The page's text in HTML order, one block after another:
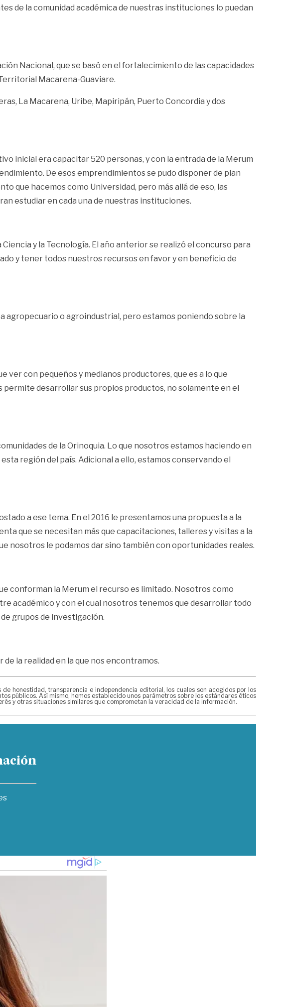
de la comunidad académica de nuestras instituciones lo puedan
Nacional, que se basó en el fortalecimiento de las capacidades
Macarena-Guaviare.
La Macarena, Uribe, Mapiripán, Puerto Concordia y dos
inicial era capacitar 520 personas, y con la entrada de la Merum
De esos emprendimientos se pudo disponer de plan
que hacemos como Universidad, pero más allá de eso, las
estudiar en cada una de nuestras instituciones.
y la Tecnología. El año anterior se realizó el concurso para
y tener todos nuestros recursos en favor y en beneficio de
agropecuario o agroindustrial, pero estamos poniendo sobre la
ver con pequeños y medianos productores, que es a lo que
desarrollar sus propios productos, no solamente en el
de la Orinoquia. Lo que nosotros estamos haciendo en
región del país. Adicional a ello, estamos conservando el
a ese tema. En el 2016 le presentamos una propuesta a la
que se necesitan más que capacitaciones, talleres y visitas a la
nosotros le podamos dar sino también con oportunidades reales.
conforman la Merum el recurso es limitado. Nosotros como
académico y con el cual nosotros tenemos que desarrollar todo
grupos de investigación.
la realidad en la que nos encontramos.
honestidad, transparencia e independencia editorial, los cuales son acogidos por los
públicos. Así mismo, hemos establecido unos parámetros sobre los estándares éticos
y otras situaciones similares que comprometan la veracidad de la información.